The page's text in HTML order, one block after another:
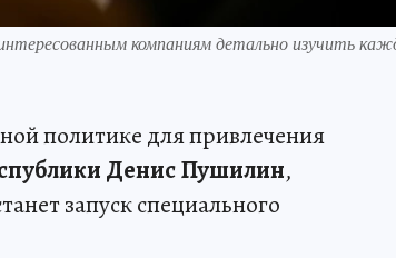
компаниям детально изучить
политике для привлечения
Денис Пушилин,
запуск специального